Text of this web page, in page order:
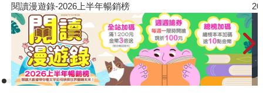
閱讀漫遊錄-2026上半年暢銷榜